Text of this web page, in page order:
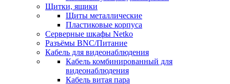
Щитки, ящики
Щиты металлические
Пластиковые корпуса
Серверные шкафы Netko
Разъёмы BNC/Питание
Кабель для видеонаблюдения
Кабель комбинированный для
видеонаблюдения
Кабель витая пара